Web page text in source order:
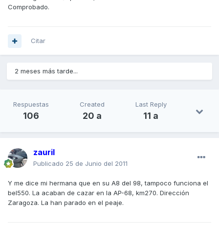
Comprobado.
Citar
2 meses más tarde...
Respuestas
106
Created
20 a
Last Reply
11 a
zauril
Publicado 25 de Junio del 2011
Y me dice mi hermana que en su A8 del 98, tampoco funciona el
bel550. La acaban de cazar en la AP-68, km270. Dirección
Zaragoza. La han parado en el peaje.